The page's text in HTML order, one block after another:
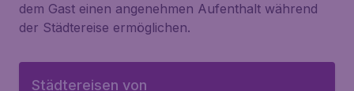
dem Gast einen angenehmen Aufenthalt während
der Städtereise ermöglichen.
Städtereisen von